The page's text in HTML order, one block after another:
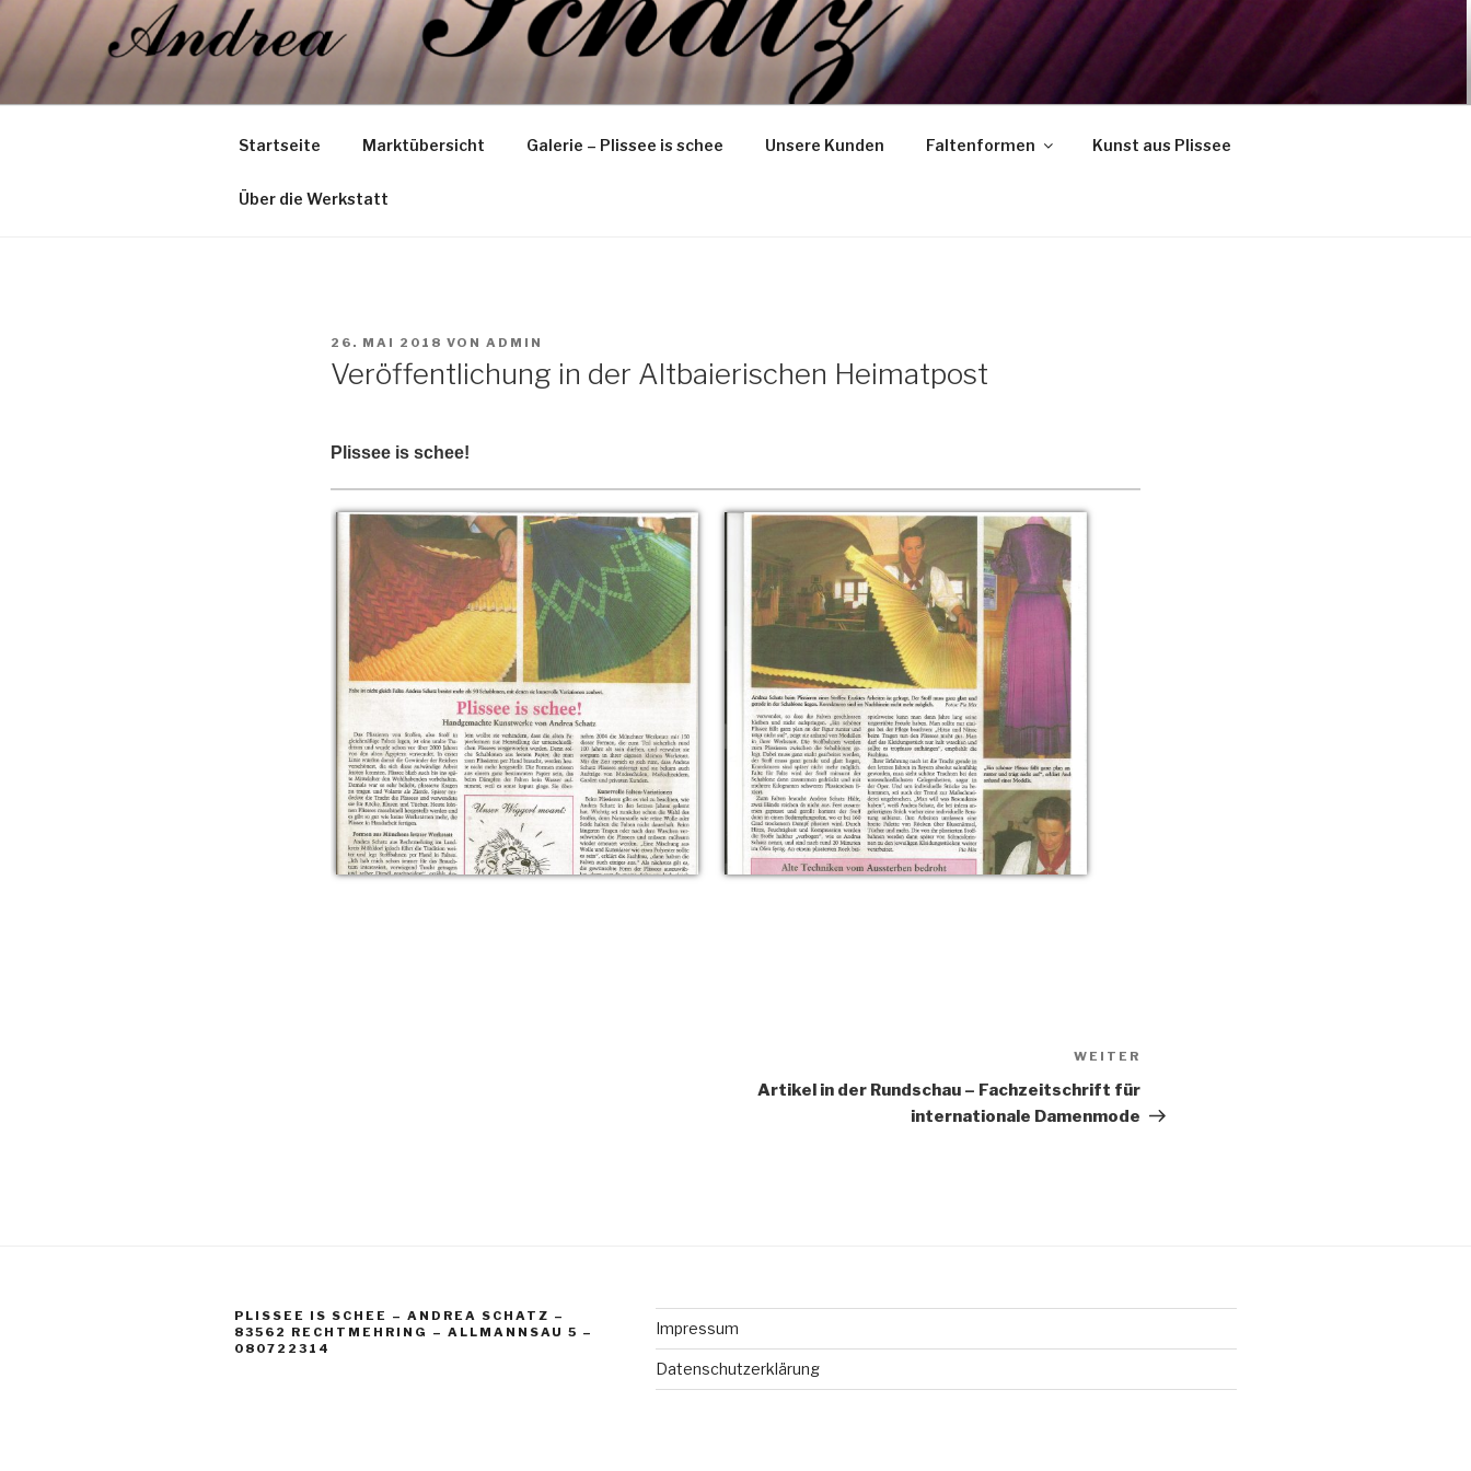
Zum
Inhalt
springen
PLISSEE ANDREA SCHATZ
Plissee is schee …
Startseite Marktübersicht Galerie – Plissee is schee Unsere Kunden Faltenformen Kunst aus Plissee
Über die Werkstatt
VERÖFFENTLICHT
26. MAI 2018 VON ADMIN
Veröffentlichung in der Altbaierischen Heimatpost
Plissee is schee!
Beitrag
WEITER
Artikel in der Rundschau – Fachzeitschrift für
internationale Damenmode
PLISSEE IS SCHEE – ANDREA SCHATZ –
83562 RECHTMEHRING – ALLMANNSAU 5 –
080722314
Impressum
Datenschutzerklärung